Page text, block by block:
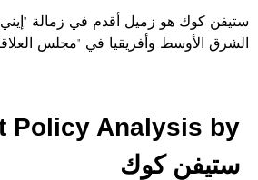
ستيفن كوك هو زميل أقدم في زمالة
الشرق الأوسط وأفريقيا في "مجلس
Policy Analysis by
ستيفن كوك